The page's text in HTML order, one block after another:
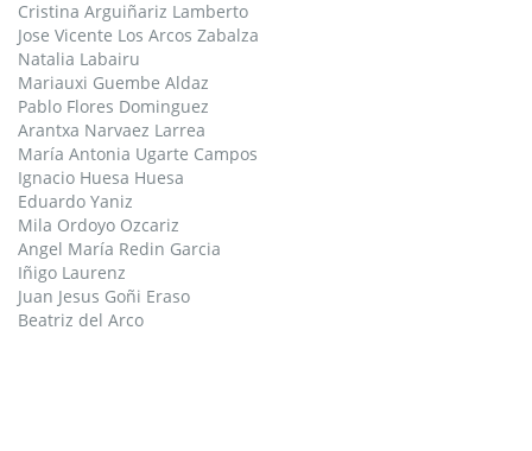
Cristina Arguiñariz Lamberto
Jose Vicente Los Arcos Zabalza
Natalia Labairu
Mariauxi Guembe Aldaz
Pablo Flores Dominguez
Arantxa Narvaez Larrea
María Antonia Ugarte Campos
Ignacio Huesa Huesa
Eduardo Yaniz
Mila Ordoyo Ozcariz
Angel María Redin Garcia
Iñigo Laurenz
Juan Jesus Goñi Eraso
Beatriz del Arco